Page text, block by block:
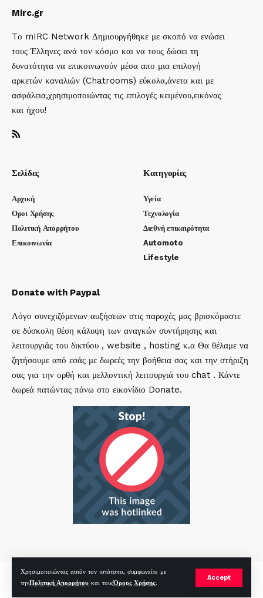
Χρησιμοποιώντας αυτόν τον ιστότοπο, συμφωνείτε με
τηνΠολιτική Απορρήτου και τουςΌρους Χρήσης.
Accept
Mirc.gr
Tο mIRC Network Δημιουργήθηκε με σκοπό να ενώσει
τους Έλληνες ανά τον κόσμο και να τους δώσει τη
δυνατότητα να επικοινωνούν μέσα απο μια επιλογή
αρκετών καναλιών (Chatrooms) εύκολα,άνετα και με
ασφάλεια,χρησιμοποιώντας τις επιλογές κειμένου,εικόνας
και ήχου!
Σελίδες
Αρχική
Οροι Χρήσης
Πολιτική Απορρήτου
Επικοινωνία
Κατηγορίες
Υγεία
Τεχνολογία
Διεθνή επικαιρότητα
Automoto
Lifestyle
Donate with Paypal
Λόγο συνεχιζόμενων αυξήσεων στις παροχές μας βρισκόμαστε
σε δύσκολη θέση κάλυψη των αναγκών συντήρησης και
λειτουργιάς του δικτύου , website , hosting κ.α Θα θέλαμε να
ζητήσουμε από εσάς με δωρεές την βοήθεια σας και την στήριξη
σας για την ορθή και μελλοντική λειτουργιά του chat . Κάντε
δωρεά πατώντας πάνω στο εικονίδιο Donate.
mirc.gr 2023 Copyright %year%, All Rights Reserved |bySp
Hosted byRealHosting